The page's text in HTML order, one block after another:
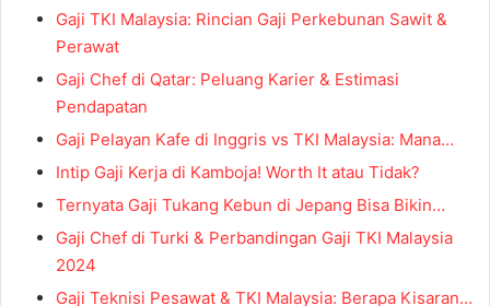
Gaji TKI Malaysia: Rincian Gaji Perkebunan Sawit &
Perawat
Gaji Chef di Qatar: Peluang Karier & Estimasi
Pendapatan
Gaji Pelayan Kafe di Inggris vs TKI Malaysia: Mana…
Intip Gaji Kerja di Kamboja! Worth It atau Tidak?
Ternyata Gaji Tukang Kebun di Jepang Bisa Bikin…
Gaji Chef di Turki & Perbandingan Gaji TKI Malaysia
2024
Gaji Teknisi Pesawat & TKI Malaysia: Berapa Kisaran…